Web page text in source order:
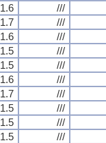
1.6 ///
1.7 ///
1.6 ///
1.5 ///
1.5 ///
1.6 ///
1.7 ///
1.5 ///
1.5 ///
1.5 ///